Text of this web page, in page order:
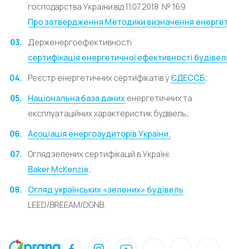
господарства України від 11.07.2018 № 169
Про затвердження Методики визначення
Держенергоефективності:
сертифікація енергетичної ефективності
Реєстр енергетичних сертифікатів уЄДЕССБ;
Національна база данихенергетичних та
експлуатаційних характеристик будівель;
Асоціація енергоаудиторів України;
Огляд зелених сертифікацій в Україні:
Baker McKenzie;
Огляд українських «зелених» будівель
LEED/BREEAM/DGNB.